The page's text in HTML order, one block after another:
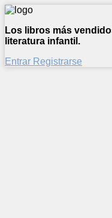
Los libros más
literatura infantil.
Entrar Registrarse